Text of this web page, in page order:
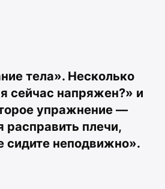
тела». Несколько
сейчас напряжен?» и
упражнение —
плечи,
сидите неподвижно».